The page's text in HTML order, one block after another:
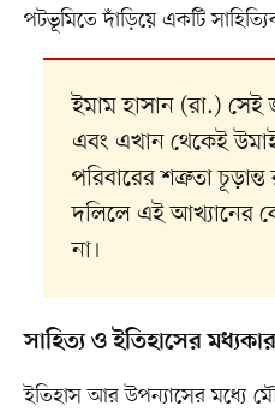
পটভূমিতে দাঁড়িয়ে একটি
ইমাম হাসান (রা.)
এবং এখান থেকেই
পরিবারের শত্রুতা
দলিলে এই আখ্যানের
না।
সাহিত্য ও ইতিহাসের
ইতিহাস আর উপন্যাসের মধ্যে